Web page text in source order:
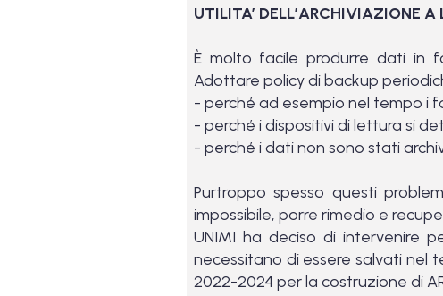
UTILITA’ DELL’ARCHIVIAZIONE
È molto facile produrre dati in
Adottare policy di backup
- perché ad esempio nel tempo i
- perché i dispositivi di lettura si
- perché i dati non sono stati
Purtroppo spesso questi
impossibile, porre rimedio e
UNIMI ha deciso di intervenire
necessitano di essere salvati nel
2022-2024 per la costruzione di